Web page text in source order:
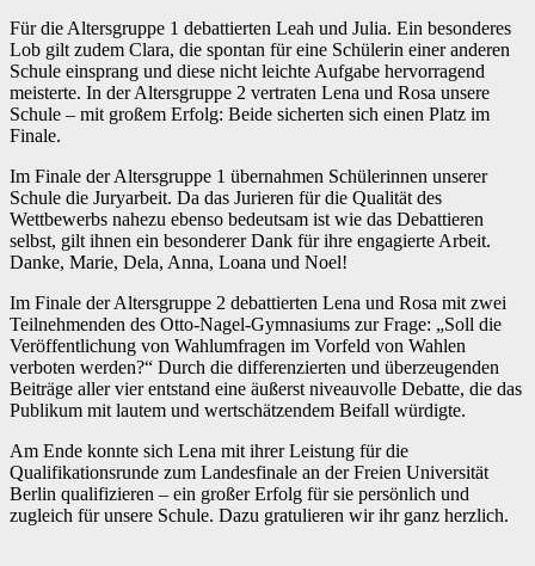
Für die Altersgruppe 1 debattierten Leah und Julia. Ein besonderes
Lob gilt zudem Clara, die spontan für eine Schülerin einer anderen
Schule einsprang und diese nicht leichte Aufgabe hervorragend
meisterte. In der Altersgruppe 2 vertraten Lena und Rosa unsere
Schule – mit großem Erfolg: Beide sicherten sich einen Platz im
Finale.
Im Finale der Altersgruppe 1 übernahmen Schülerinnen unserer
Schule die Juryarbeit. Da das Jurieren für die Qualität des
Wettbewerbs nahezu ebenso bedeutsam ist wie das Debattieren
selbst, gilt ihnen ein besonderer Dank für ihre engagierte Arbeit.
Danke, Marie, Dela, Anna, Loana und Noel!
Im Finale der Altersgruppe 2 debattierten Lena und Rosa mit zwei
Teilnehmenden des Otto-Nagel-Gymnasiums zur Frage: „Soll die
Veröffentlichung von Wahlumfragen im Vorfeld von Wahlen
verboten werden?“ Durch die differenzierten und überzeugenden
Beiträge aller vier entstand eine äußerst niveauvolle Debatte, die das
Publikum mit lautem und wertschätzendem Beifall würdigte.
Am Ende konnte sich Lena mit ihrer Leistung für die
Qualifikationsrunde zum Landesfinale an der Freien Universität
Berlin qualifizieren – ein großer Erfolg für sie persönlich und
zugleich für unsere Schule. Dazu gratulieren wir ihr ganz herzlich.